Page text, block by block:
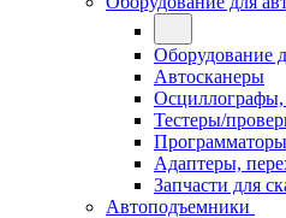
Оборудование
Автосканеры
Осциллографы,
Тестеры/
Адаптеры,
Запчасти для
Автоподъемники